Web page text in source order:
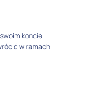
koncie
w ramach